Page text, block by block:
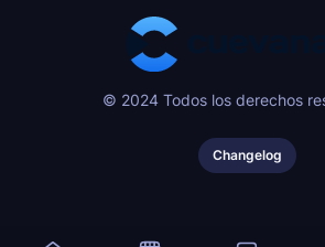
© 2024 Todos los derechos
Changelog